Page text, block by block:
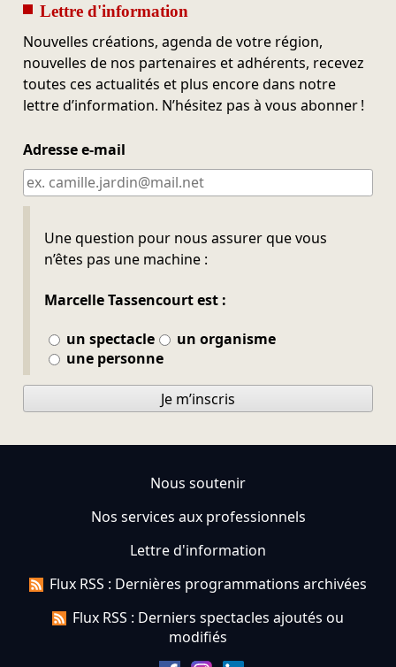
Lettre d'information
Nouvelles créations, agenda de votre région,
nouvelles de nos partenaires et adhérents, recevez
toutes ces actualités et plus encore dans notre
lettre d’information. N’hésitez pas à vous abonner !
Adresse e-mail
Une question pour nous assurer que vous
n’êtes pas une machine :
Marcelle Tassencourt est :
un spectacle
un organisme
une personne
Ne pas remplir
Je m’inscris
Nous soutenir
Nos services aux professionnels
Lettre d'information
Flux RSS : Dernières programmations archivées
Flux RSS : Derniers spectacles ajoutés ou
modifiés